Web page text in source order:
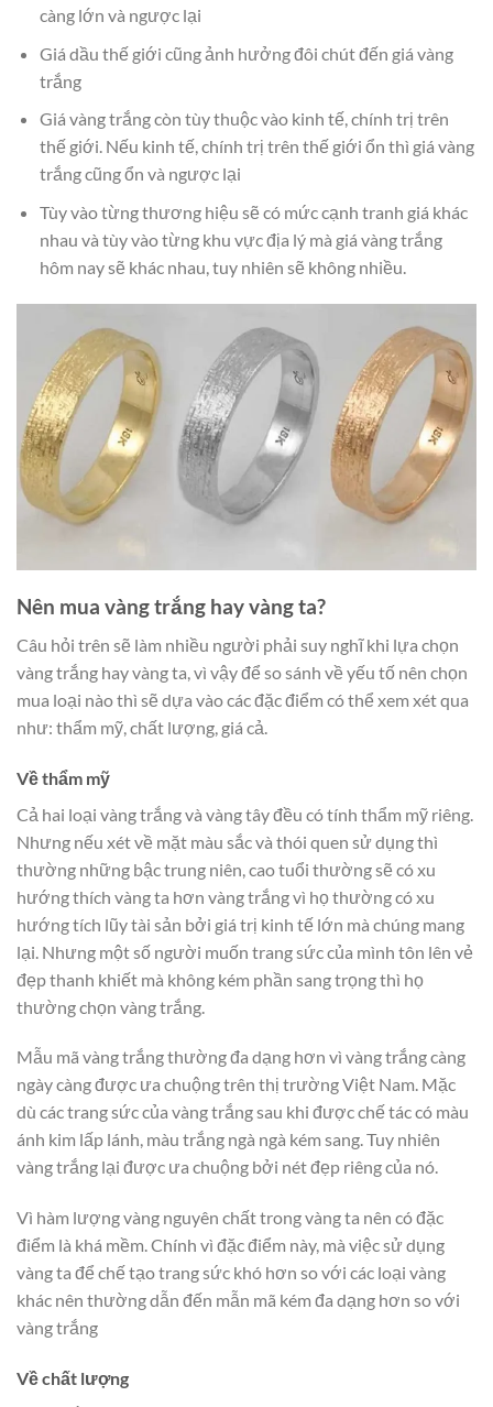
càng lớn và ngược lại
Giá dầu thế giới cũng ảnh hưởng đôi chút đến giá vàng
trắng
Giá vàng trắng còn tùy thuộc vào kinh tế, chính trị trên
thế giới. Nếu kinh tế, chính trị trên thế giới ổn thì giá vàng
trắng cũng ổn và ngược lại
Tùy vào từng thương hiệu sẽ có mức cạnh tranh giá khác
nhau và tùy vào từng khu vực địa lý mà giá vàng trắng
hôm nay sẽ khác nhau, tuy nhiên sẽ không nhiều.
Nên mua vàng trắng hay vàng ta?
Câu hỏi trên sẽ làm nhiều người phải suy nghĩ khi lựa chọn
vàng trắng hay vàng ta, vì vậy để so sánh về yếu tố nên chọn
mua loại nào thì sẽ dựa vào các đặc điểm có thể xem xét qua
như: thẩm mỹ, chất lượng, giá cả.
Về thẩm mỹ
Cả hai loại vàng trắng và vàng tây đều có tính thẩm mỹ riêng.
Nhưng nếu xét về mặt màu sắc và thói quen sử dụng thì
thường những bậc trung niên, cao tuổi thường sẽ có xu
hướng thích vàng ta hơn vàng trắng vì họ thường có xu
hướng tích lũy tài sản bởi giá trị kinh tế lớn mà chúng mang
lại. Nhưng một số người muốn trang sức của mình tôn lên vẻ
đẹp thanh khiết mà không kém phần sang trọng thì họ
thường chọn vàng trắng.
Mẫu mã vàng trắng thường đa dạng hơn vì vàng trắng càng
ngày càng được ưa chuộng trên thị trường Việt Nam. Mặc
dù các trang sức của vàng trắng sau khi được chế tác có màu
ánh kim lấp lánh, màu trắng ngà ngà kém sang. Tuy nhiên
vàng trắng lại được ưa chuộng bởi nét đẹp riêng của nó.
Vì hàm lượng vàng nguyên chất trong vàng ta nên có đặc
điểm là khá mềm. Chính vì đặc điểm này, mà việc sử dụng
vàng ta để chế tạo trang sức khó hơn so với các loại vàng
khác nên thường dẫn đến mẫn mã kém đa dạng hơn so với
vàng trắng
Về chất lượng